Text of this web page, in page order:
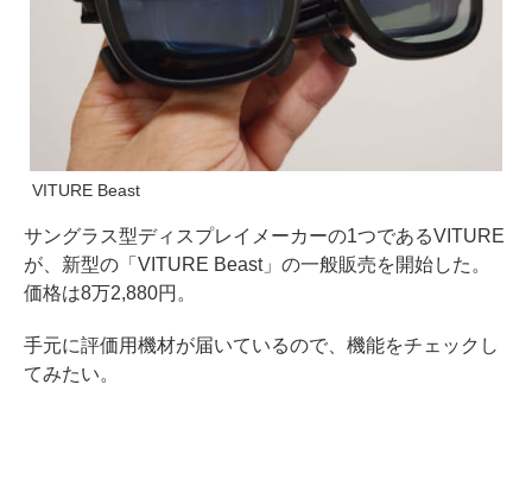
VITURE Beast
サングラス型ディスプレイメーカーの1つであるVITURE
が、新型の「VITURE Beast」の一般販売を開始した。
価格は8万2,880円。
手元に評価用機材が届いているので、機能をチェックし
てみたい。